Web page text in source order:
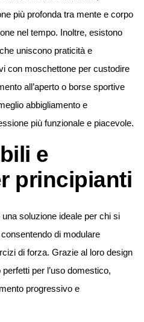
più profonda tra mente e corpo
nel tempo. Inoltre, esistono
uniscono praticità e
con moschettone per custodire
all’aperto o borse sportive
abbigliamento e
più funzionale e piacevole.
e
principianti
soluzione ideale per chi si
di modulare
di forza. Grazie al loro design
per l’uso domestico,
progressivo e